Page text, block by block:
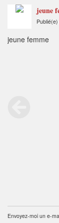
jeune
jeune femme
Envoyez-moi un e-